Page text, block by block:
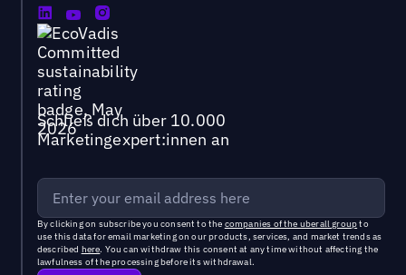
Schließ dich über 10.000
Marketingexpert:innen an
By clicking on subscribe you consent to the companies of the uberall groupto
use this data for email marketing on our products, services, and market trends as
described here. You can withdraw this consent at any time without affecting the
lawfulness of the processing before its withdrawal.